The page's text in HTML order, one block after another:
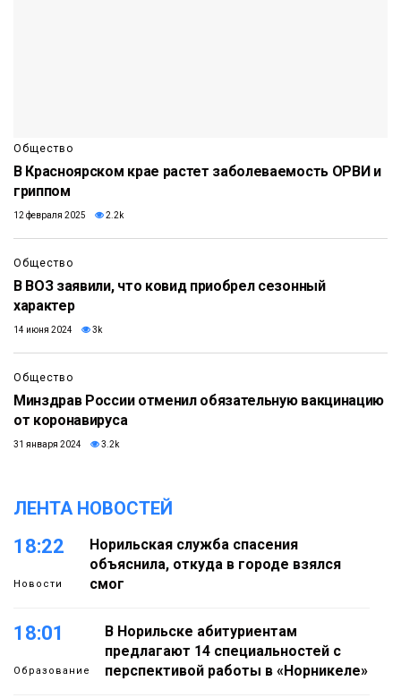
Общество
В Красноярском крае растет заболеваемость ОРВИ и
гриппом
12 февраля 2025 2.2k
Общество
В ВОЗ заявили, что ковид приобрел сезонный
характер
14 июня 2024 3k
Общество
Минздрав России отменил обязательную вакцинацию
от коронавируса
31 января 2024 3.2k
ЛЕНТА НОВОСТЕЙ
18:22
Новости
Норильская служба спасения
объяснила, откуда в городе взялся
смог
18:01
Образование
В Норильске абитуриентам
предлагают 14 специальностей с
перспективой работы в «Норникеле»